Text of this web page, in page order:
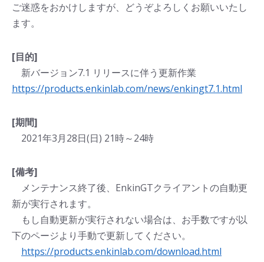
ご迷惑をおかけしますが、どうぞよろしくお願いいたし
ます。
[目的]
新バージョン7.1 リリースに伴う更新作業
https://products.enkinlab.com/news/enkingt7.1.html
[期間]
2021年3月28日(日) 21時～24時
[備考]
メンテナンス終了後、EnkinGTクライアントの自動更
新が実行されます。
もし自動更新が実行されない場合は、お手数ですが以
下のページより手動で更新してください。
https://products.enkinlab.com/download.html